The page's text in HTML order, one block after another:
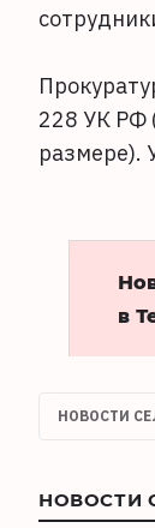
228 УК РФ
размере).
в
НОВОСТИ
НОВОСТИ